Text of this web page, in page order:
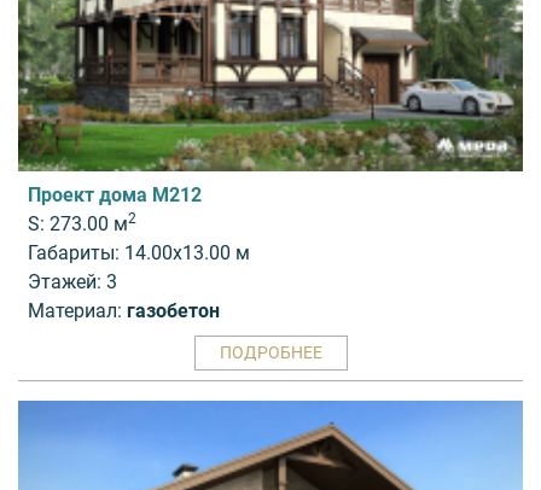
Проект дома M212
S: 273.00 м2
Габариты: 14.00x13.00 м
Этажей: 3
Материал: газобетон
ПОДРОБНЕЕ